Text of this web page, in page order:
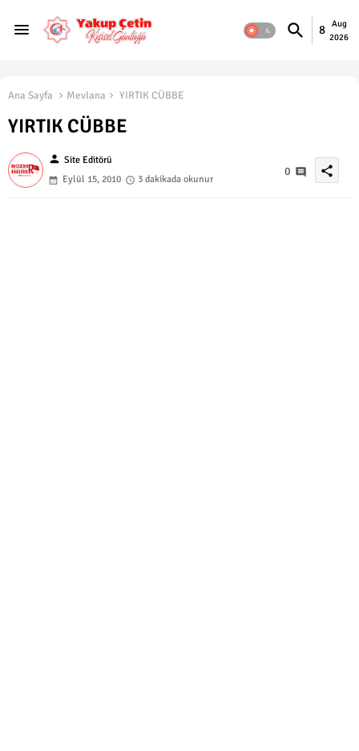
8
Aug
2026
Ana Sayfa Mevlana YIRTIK CÜBBE
YIRTIK CÜBBE
person Site Editörü
Eylül 15, 2010
3 dakikada okunur
0 share